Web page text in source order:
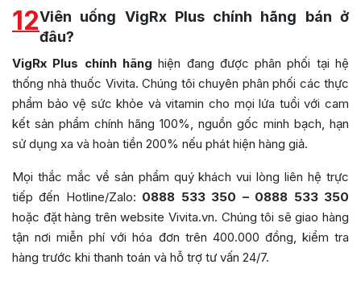
12Viên uống VigRx Plus chính hãng bán ở
đâu?
VigRx Plus chính hãng hiện đang được phân phối tại hệ
thống nhà thuốc Vivita. Chúng tôi chuyên phân phối các thực
phẩm bảo vệ sức khỏe và vitamin cho mọi lứa tuổi với cam
kết sản phẩm chính hãng 100%, nguồn gốc minh bạch, hạn
sử dụng xa và hoàn tiền 200% nếu phát hiện hàng giả.
Mọi thắc mắc về sản phẩm quý khách vui lòng liên hệ trực
tiếp đến Hotline/Zalo: 0888 533 350 – 0888 533 350
hoặc đặt hàng trên website Vivita.vn. Chúng tôi sẽ giao hàng
tận nơi miễn phí với hóa đơn trên 400.000 đồng, kiểm tra
hàng trước khi thanh toán và hỗ trợ tư vấn 24/7.